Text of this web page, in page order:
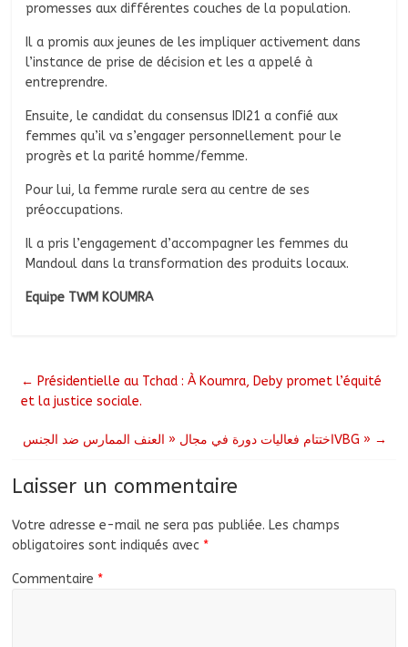
promesses aux différentes couches de la population.
Il a promis aux jeunes de les impliquer activement dans
l’instance de prise de décision et les a appelé à
entreprendre.
Ensuite, le candidat du consensus IDI21 a confié aux
femmes qu’il va s’engager personnellement pour le
progrès et la parité homme/femme.
Pour lui, la femme rurale sera au centre de ses
préoccupations.
Il a pris l’engagement d’accompagner les femmes du
Mandoul dans la transformation des produits locaux.
Equipe TWM KOUMRA
← Présidentielle au Tchad : À Koumra, Deby promet l’équité
et la justice sociale.
اختتام فعاليات دورة في مجال « العنف الممارس ضد الجنسVBG » →
Laisser un commentaire
Votre adresse e-mail ne sera pas publiée. Les champs
obligatoires sont indiqués avec *
Commentaire *